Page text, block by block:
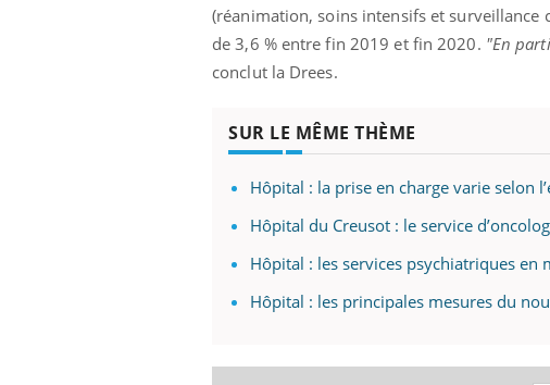
(réanimation, soins intensifs et surveillance
de 3,6 % entre fin 2019 et fin 2020. "En
conclut la Drees.
SUR LE MÊME THÈME
Hôpital : la prise en charge varie selon
Hôpital du Creusot : le service
Hôpital : les services psychiatriques en
Hôpital : les principales mesures du